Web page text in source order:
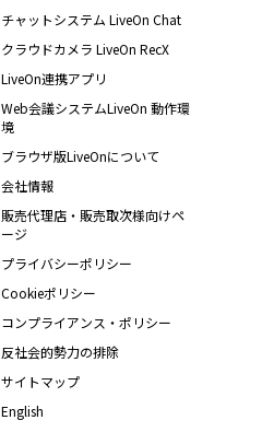
チャットシステム LiveOn Chat
クラウドカメラ LiveOn RecX
LiveOn連携アプリ
Web会議システムLiveOn 動作環
境
ブラウザ版LiveOnについて
会社情報
販売代理店・販売取次様向けペ
ージ
プライバシーポリシー
Cookieポリシー
コンプライアンス・ポリシー
反社会的勢力の排除
サイトマップ
English